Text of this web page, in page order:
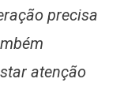
precisa
atenção